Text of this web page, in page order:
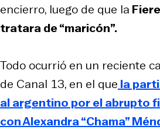
encierro, luego de que la
tratara de “maricón”.
Todo ocurrió en un reciente
de Canal 13, en el que la
al argentino por el abrupto
con Alexandra “Chama”